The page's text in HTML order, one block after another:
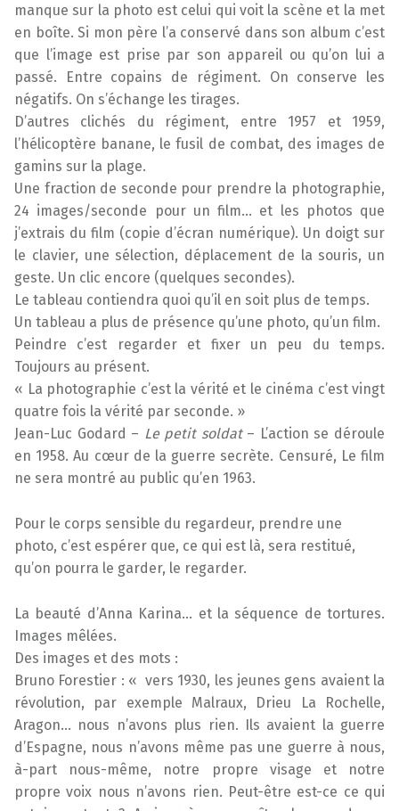
manque sur la photo est celui qui voit la scène et la met
en boîte. Si mon père l’a conservé dans son album c’est
que l’image est prise par son appareil ou qu’on lui a
passé. Entre copains de régiment. On conserve les
négatifs. On s’échange les tirages.
D’autres clichés du régiment, entre 1957 et 1959,
l’hélicoptère banane, le fusil de combat, des images de
gamins sur la plage.
Une fraction de seconde pour prendre la photographie,
24 images/seconde pour un film… et les photos que
j’extrais du film (copie d’écran numérique). Un doigt sur
le clavier, une sélection, déplacement de la souris, un
geste. Un clic encore (quelques secondes).
Le tableau contiendra quoi qu’il en soit plus de temps.
Un tableau a plus de présence qu’une photo, qu’un film.
Peindre c’est regarder et fixer un peu du temps.
Toujours au présent.
« La photographie c’est la vérité et le cinéma c’est vingt
quatre fois la vérité par seconde. »
Jean-Luc Godard – Le petit soldat– L’action se déroule
en 1958. Au cœur de la guerre secrète. Censuré, Le film
ne sera montré au public qu’en 1963.
Pour le corps sensible du regardeur, prendre une
photo, c’est espérer que, ce qui est là, sera restitué,
qu’on pourra le garder, le regarder.
La beauté d’Anna Karina… et la séquence de tortures.
Images mêlées.
Des images et des mots :
Bruno Forestier : « vers 1930, les jeunes gens avaient la
révolution, par exemple Malraux, Drieu La Rochelle,
Aragon… nous n’avons plus rien. Ils avaient la guerre
d’Espagne, nous n’avons même pas une guerre à nous,
à-part nous-même, notre propre visage et notre
propre voix nous n’avons rien. Peut-être est-ce ce qui